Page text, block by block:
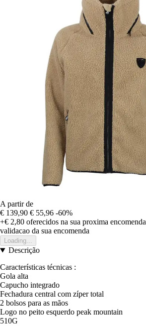
A partir de
€ 139,90 € 55,96 -60%
+€ 2,80 oferecidos na sua proxima encomenda
validacao da sua encomenda
Loading...
Descrição
Características técnicas :
Gola alta
Capucho integrado
Fechadura central com zíper total
2 bolsos para as mãos
Logo no peito esquerdo peak mountain
510G